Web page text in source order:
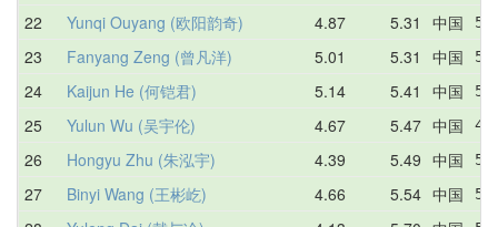
22 Yunqi Ouyang (欧阳韵奇) 4.87 5.31 中国
23 Fanyang Zeng (曾凡洋) 5.01 5.31 中国
24 Kaijun He (何铠君) 5.14 5.41 中国
25 Yulun Wu (吴宇伦) 4.67 5.47 中国
26 Hongyu Zhu (朱泓宇) 4.39 5.49 中国
27 Binyi Wang (王彬屹) 4.66 5.54 中国